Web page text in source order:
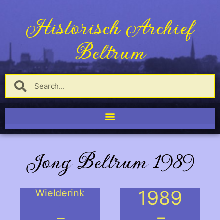
Historisch Archief
Beltrum
Jong Beltrum 1989
Wielderink
1989